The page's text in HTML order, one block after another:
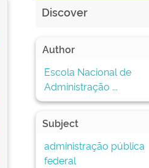
Discover
Author
Escola Nacional de
Administração ...
Subject
administração pública
federal